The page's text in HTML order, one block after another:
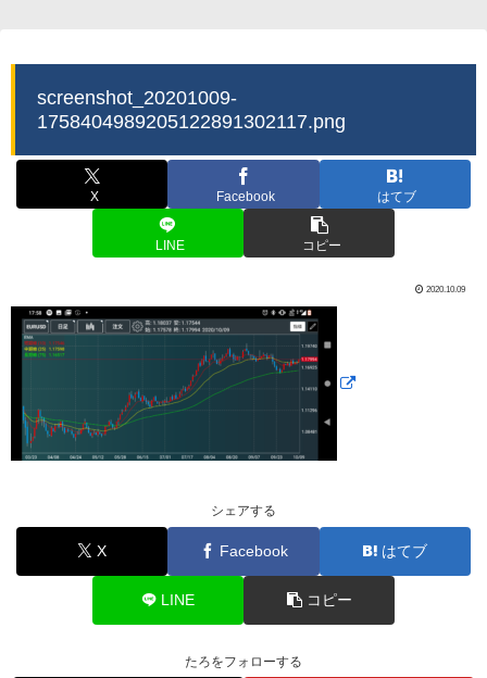
screenshot_20201009-
1758404989205122891302117.png
X Facebook はてブ
LINE コピー
2020.10.09
シェアする
X Facebook はてブ
LINE コピー
たろをフォローする